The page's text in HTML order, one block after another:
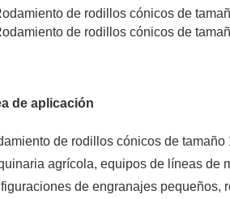
de aplicación
de rodillos cónicos de
agrícola, equipos de líneas de
de engranajes pequeños,